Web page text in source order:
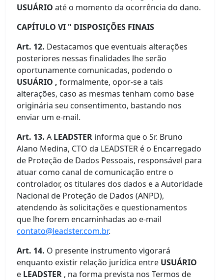
USUÁRIOaté o momento da ocorrência do dano.
CAPÍTULO VI " DISPOSIÇÕES FINAIS
Art. 12. Destacamos que eventuais alterações
posteriores nessas finalidades lhe serão
oportunamente comunicadas, podendo o
USUÁRIO ,formalmente, opor-se a tais
alterações, caso as mesmas tenham como base
originária seu consentimento, bastando nos
enviar um e-mail.
Art. 13.A LEADSTER informa que o Sr. Bruno
Alano Medina, CTO da LEADSTER é o Encarregado
de Proteção de Dados Pessoais, responsável para
atuar como canal de comunicação entre o
controlador, os titulares dos dados e a Autoridade
Nacional de Proteção de Dados (ANPD),
atendendo às solicitações e questionamentos
que lhe forem encaminhadas ao e-mail
contato@leadster.com.br.
Art. 14. O presente instrumento vigorará
enquanto existir relação jurídica entre USUÁRIO
e LEADSTER , na forma prevista nos Termos de